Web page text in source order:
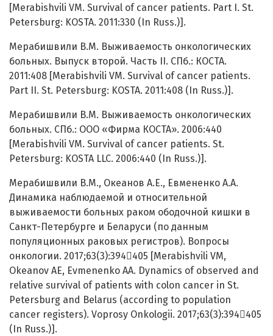
[Merabishvili VM. Survival of cancer patients. Part I. St.
Petersburg: KOSTA. 2011:330 (In Russ.)].
Мерабишвили В.М. Выживаемость онкологических
больных. Выпуск второй. Часть II. СПб.: КОСТА.
2011:408 [Merabishvili VM. Survival of cancer patients.
Part II. St. Petersburg: KOSTA. 2011:408 (In Russ.)].
Мерабишвили В.М. Выживаемость онкологических
больных. СПб.: ООО «Фирма КОСТА». 2006:440
[Merabishvili VM. Survival of cancer patients. St.
Petersburg: KOSTA LLC. 2006:440 (In Russ.)].
Мерабишвили В.М., Океанов А.Е., Евмененко А.А.
Динамика наблюдаемой и относительной
выживаемости больных раком ободочной кишки в
Санкт-Петербурге и Беларуси (по данным
популяционных раковых регистров). Вопросы
онкологии. 2017;63(3):394405 [Merabishvili VM,
Okeanov AE, Evmenenko AA. Dynamics of observed and
relative survival of patients with colon cancer in St.
Petersburg and Belarus (according to population
cancer registers). Voprosy Onkologii. 2017;63(3):394405
(In Russ.)].